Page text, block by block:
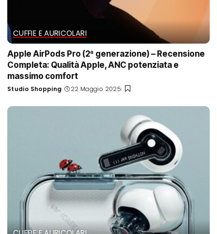
CUFFIE E AURICOLARI
Apple AirPods Pro (2ª generazione) – Recensione
Completa: Qualità Apple, ANC potenziata e
massimo comfort
Posted
Studio Shopping 22 Maggio 2025